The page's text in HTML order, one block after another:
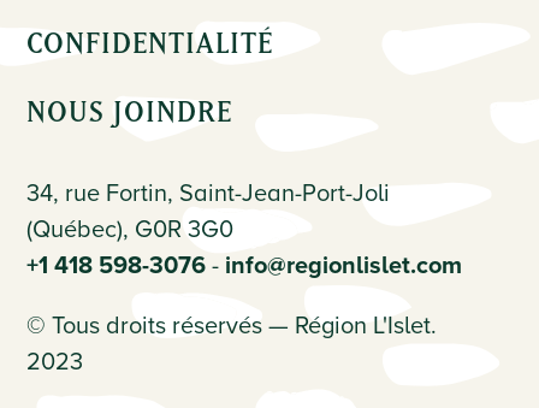
CONFIDENTIALITÉ
NOUS JOINDRE
34, rue Fortin, Saint-Jean-Port-Joli
(Québec), G0R 3G0
+1 418 598-3076 - info@regionlislet.com
© Tous droits réservés — Région L'Islet.
2023